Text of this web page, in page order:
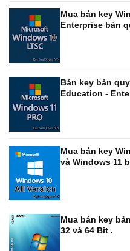
Mua bán key
Enterprise bản
Bán key bản
Education -
Mua bán key
và Windows 11
Mua bán key
32 và 64 Bit .